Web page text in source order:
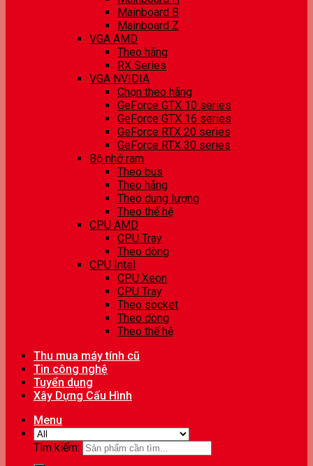
Mainboard B
Mainboard Z
VGA AMD
Theo hãng
RX Series
VGA NVIDIA
Chọn theo hãng
GeForce GTX 10 series
GeForce GTX 16 series
GeForce RTX 20 series
GeForce RTX 30 series
Bộ nhớ ram
Theo bus
Theo hãng
Theo dung lượng
Theo thế hệ
CPU AMD
CPU Tray
Theo dòng
CPU Intel
CPU Xeon
CPU Tray
Theo socket
Theo dòng
Theo thế hệ
Thu mua máy tính cũ
Tin công nghệ
Tuyển dụng
Xây Dựng Cấu Hình
Menu
Tìm kiếm: